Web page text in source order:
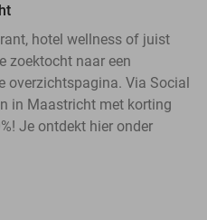
hotel wellness of juist
zoektocht naar een
overzichtspagina. Via Social
in Maastricht met korting
Je ontdekt hier onder